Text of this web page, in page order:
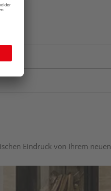
Eindruck von Ihrem neuen